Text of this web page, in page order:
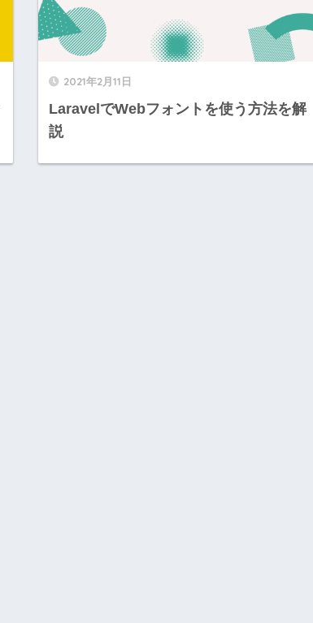
2021年2月11日
LaravelでWebフォントを使う方法を解
説